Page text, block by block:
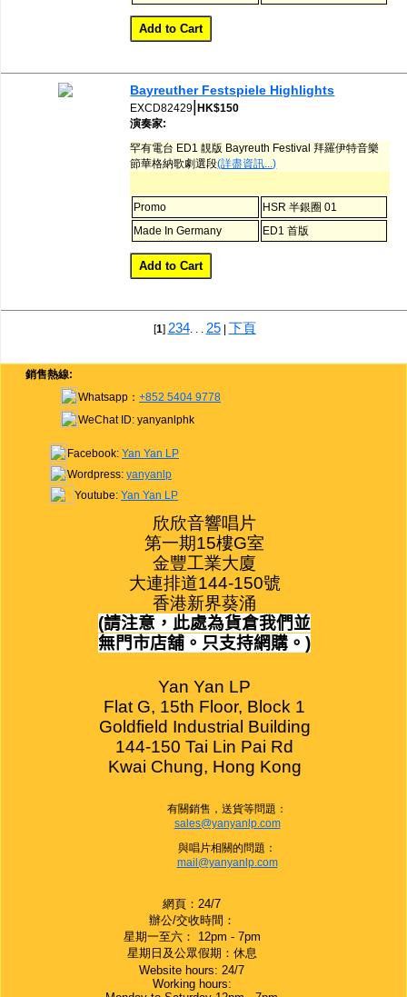
Bayreuther Festspiele Highlights
EXCD82429 |HK$150
演奏家:
罕有電台 ED1 靚版 Bayreuth Festival 拜羅伊特音樂
節華格納歌劇選段(詳盡資訊...)
Promo
HSR 半銀圈 01
Made In Germany
ED1 首版
[1] 234. . . 25 下頁
銷售熱線:
Whatsapp： +852 5404 9778
WeChat ID: yanyanlphk
Facebook: Yan Yan LP
Wordpress: yanyanlp
Youtube: Yan Yan LP
欣欣音響唱片
第一期15樓G室
金豐工業大廈
大連排道144-150號
香港新界葵涌
(請注意，此處為貨倉我們並
無門市店舖。只支持網購。 )
Yan Yan LP
Flat G, 15th Floor, Block 1
Goldfield Industrial Building
144-150 Tai Lin Pai Rd
Kwai Chung, Hong Kong
有關銷售，送貨等問題：
sales@yanyanlp.com
與唱片相關的問題：
mail@yanyanlp.com
網頁：24/7
辦公/交收時間：
星期一至六： 12pm - 7pm
星期日及公眾假期：休息
Website hours: 24/7
Working hours: